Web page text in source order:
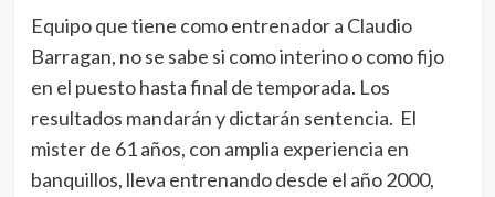
Equipo que tiene como entrenador a Claudio
Barragan, no se sabe si como interino o como fijo
en el puesto hasta final de temporada. Los
resultados mandarán y dictarán sentencia. El
mister de 61 años, con amplia experiencia en
banquillos, lleva entrenando desde el año 2000,